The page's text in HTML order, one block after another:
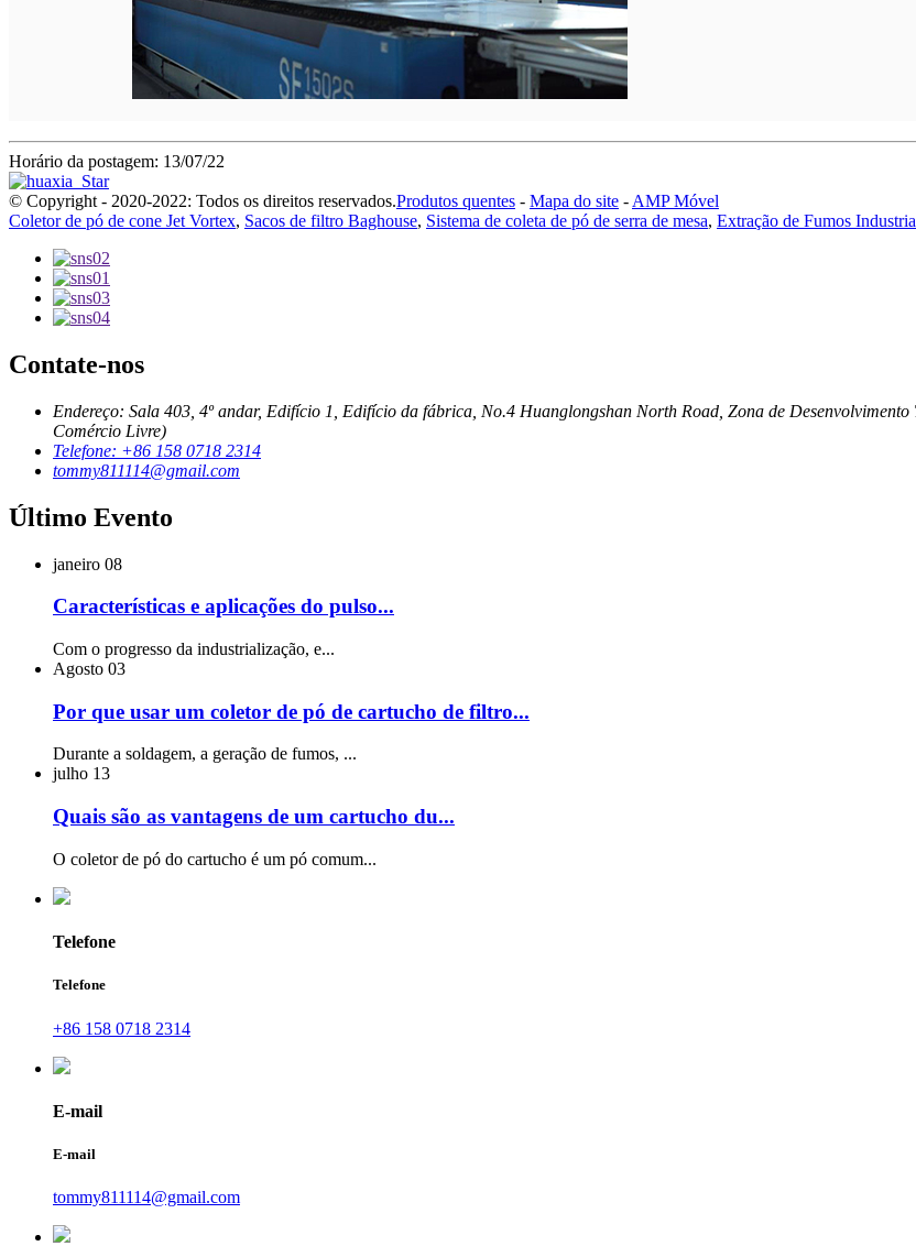
Horário da postagem: 13/07/22
© Copyright - 2020-2022: Todos os direitos reservados.Produtos quentes - Mapa do site - AMP Móvel
Coletor de pó de cone Jet Vortex, Sacos de filtro Baghouse, Sistema de coleta de pó de serra de mesa, Extração de Fumos
Contate-nos
Endereço: Sala 403, 4º andar, Edifício 1, Edifício da fábrica, No.4 Huanglongshan North Road, Zona de
Comércio Livre)
Telefone: +86 158 0718 2314
tommy811114@gmail.com
Último Evento
janeiro 08
Características e aplicações do pulso...
Com o progresso da industrialização, e...
Agosto 03
Por que usar um coletor de pó de cartucho de filtro...
Durante a soldagem, a geração de fumos, ...
julho 13
Quais são as vantagens de um cartucho du...
O coletor de pó do cartucho é um pó comum...
Telefone
Telefone
+86 158 0718 2314
E-mail
E-mail
tommy811114@gmail.com